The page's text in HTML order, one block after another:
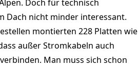
Doch für technisch
Dach nicht minder interessant.
montierten 228 Platten wie
außer Stromkabeln auch
Man muss sich schon